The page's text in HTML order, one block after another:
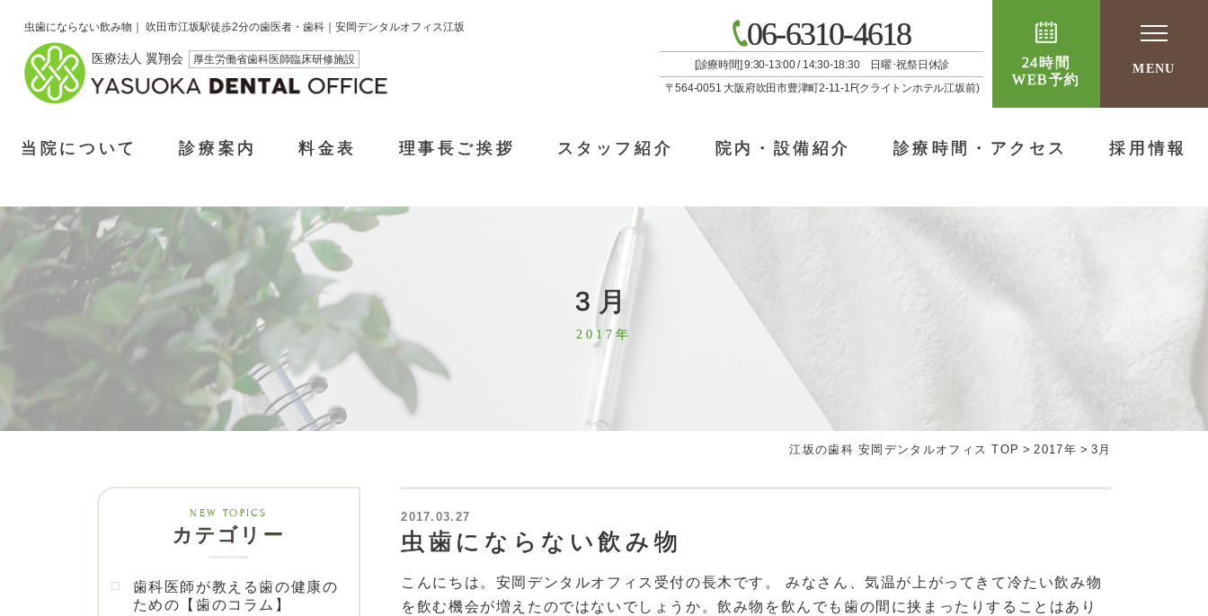
虫歯にならない飲み物｜ 吹田市江坂駅徒歩2分の歯医者・歯科｜安岡デンタルオフィス江坂
医療法人 翼翔会 厚生労働省歯科医師臨床研修施設
24時間
WEB予約
MENU
06-6310-4618
[診療時間] 9:30-13:00 / 14:30-18:30 日曜･祝祭日休診
〒564-0051 大阪府吹田市豊津町2-11-1F(クライトンホテル江坂前)
当院について 診療案内 料金表 理事長ご挨拶 スタッフ紹介 院内・設備紹介 診療時間・アクセス 採用情報
3月
2017年
江坂の歯科 安岡デンタルオフィス TOP >2017年 > 3月
2017.03.27
虫歯にならない飲み物
こんにちは。安岡デンタルオフィス受付の長木です。 みなさん、気温が上がってきて冷たい飲み物
を飲む機会が増えたのではないでしょうか。飲み物を飲んでも歯の間に挟まったりすることはあり
カテゴリー
歯科医師が教える歯の健康の
ための【歯のコラム】